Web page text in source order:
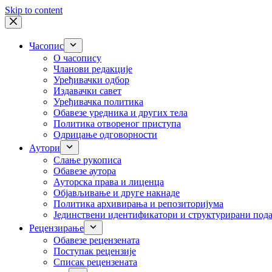
Skip to content
Часопис
О часопису
Чланови редакције
Уређивачки одбор
Издавачки савет
Уређивачка политика
Обавезе уредника и других тела
Пoлитикa oтвoрeнoг приступa
Одрицање одговорности
Аутори
Слање рукописа
Обавезе аутора
Ауторска права и лиценца
Објављивање и друге накнаде
Политика архивирања и репозиторијума
Јединствени идентификатори и структурирани
Рецензирање
Обавезе рецензената
Поступак рецензије
Списак рецензената